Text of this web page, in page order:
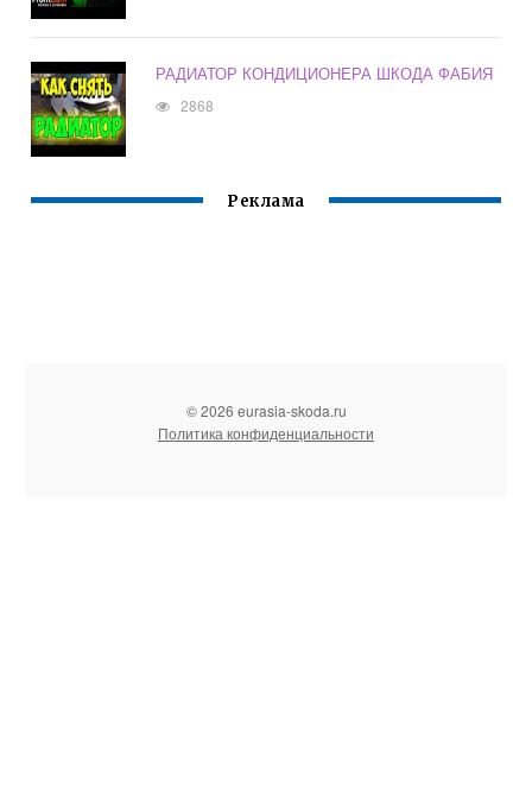
РАДИАТОР КОНДИЦИОНЕРА ШКОДА ФАБИЯ
2868
Реклама
© 2026 eurasia-skoda.ru
Политика конфиденциальности